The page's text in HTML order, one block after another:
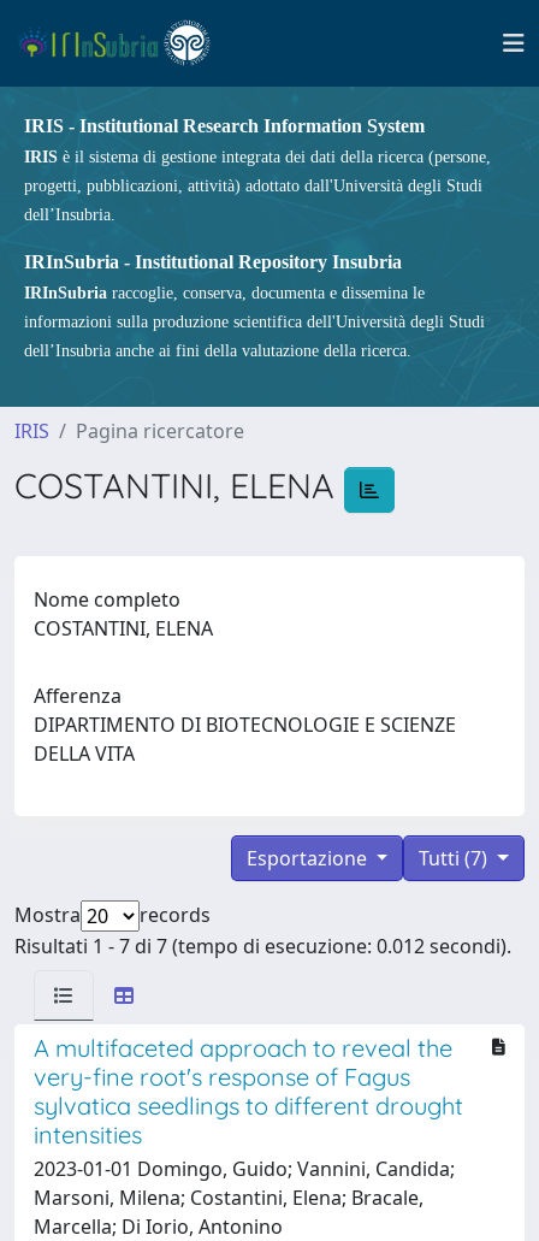
IRIS - Institutional Research Information System
IRIS è il sistema di gestione integrata dei dati della ricerca (persone,
progetti, pubblicazioni, attività) adottato dall'Università degli Studi
dell’Insubria.
IRInSubria - Institutional Repository Insubria
IRInSubria raccoglie, conserva, documenta e dissemina le
informazioni sulla produzione scientifica dell'Università degli Studi
dell’Insubria anche ai fini della valutazione della ricerca.
IRIS Pagina ricercatore
COSTANTINI, ELENA
Nome completo
COSTANTINI, ELENA
Afferenza
DIPARTIMENTO DI BIOTECNOLOGIE E SCIENZE
DELLA VITA
Tutti (7)
Esportazione
Mostra
records
Risultati 1 - 7 di 7 (tempo di esecuzione: 0.012 secondi).
A multifaceted approach to reveal the
very-fine root's response of Fagus
sylvatica seedlings to different drought
intensities
2023-01-01 Domingo, Guido; Vannini, Candida;
Marsoni, Milena; Costantini, Elena; Bracale,
Marcella; Di Iorio, Antonino